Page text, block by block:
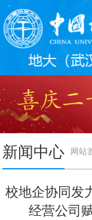
新闻中心 网站
校地企协同
经营公司